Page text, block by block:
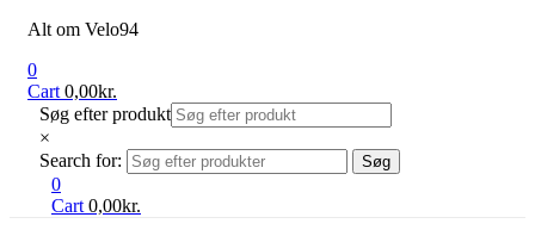
Alt om Velo94
0
Cart 0,00kr.
Søg efter produkt
×
Search for:
Søg
0
Cart 0,00kr.